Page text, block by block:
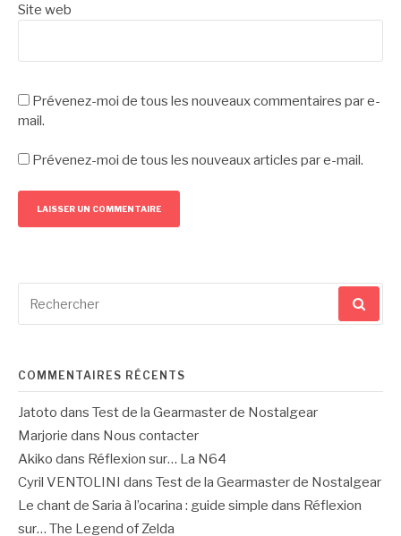
Site web
Prévenez-moi de tous les nouveaux commentaires par e-
mail.
Prévenez-moi de tous les nouveaux articles par e-mail.
pour
COMMENTAIRES RÉCENTS
Jatoto dans Test de la Gearmaster de Nostalgear
Marjorie dans Nous contacter
Akiko dans Réflexion sur… La N64
Cyril VENTOLINI dans Test de la Gearmaster de Nostalgear
Le chant de Saria à l’ocarina : guide simple dans Réflexion
sur… The Legend of Zelda